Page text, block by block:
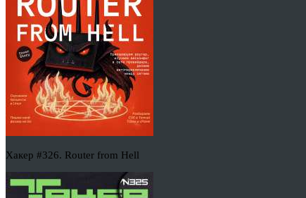
Хакер #326. Router from Hell